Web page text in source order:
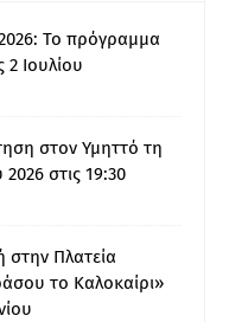
Το πρόγραμμα
Ιουλίου
στον Υμηττό τη
στις 19:30
στην Πλατεία
το Καλοκαίρι»